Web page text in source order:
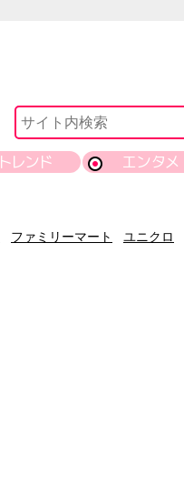
トレンド エンタメ
ファミリーマート ユニクロ